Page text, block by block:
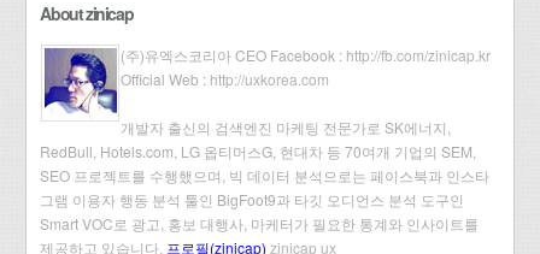
About zinicap
(주)유엑스코리아 CEO Facebook : http://fb.com/zinicap.kr
Official Web : http://uxkorea.com
개발자 출신의 검색엔진 마케팅 전문가로 SK에너지,
RedBull, Hotels.com, LG 옵티머스G, 현대차 등 70여개 기업의 SEM,
SEO 프로젝트를 수행했으며, 빅 데이터 분석으로는 페이스북과 인스타
그램 이용자 행동 분석 툴인 BigFoot9과 타깃 오디언스 분석 도구인
Smart VOC로 광고, 홍보 대행사, 마케터가 필요한 통계와 인사이트를
제공하고 있습니다. 프로필(zinicap) zinicap ux